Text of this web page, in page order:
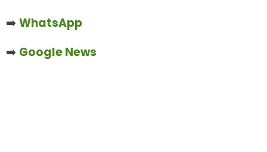
➡️WhatsApp
➡️ Google News